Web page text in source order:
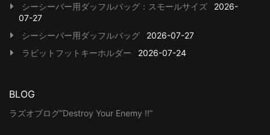
シーシーバー用ダッフルバッグ：スモールサイズ
2026-
07-27
シーシーバー用ダッフルバッグ
2026-07-27
ラビットフットキーホルダー
2026-07-24
BLOG
ラズオブログ”Destroy Your Enemy !!”